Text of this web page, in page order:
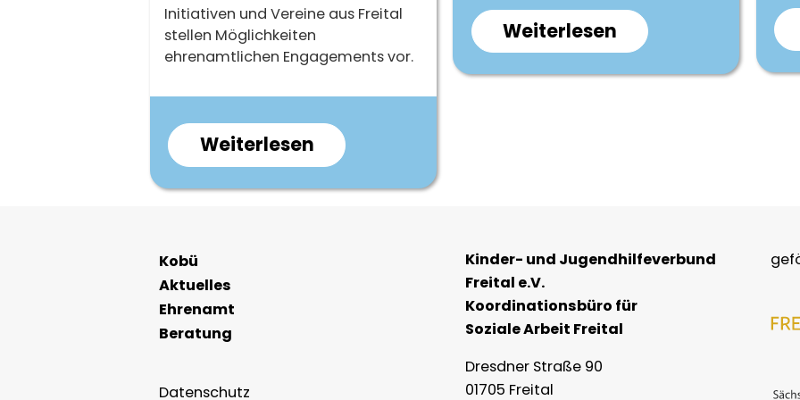
Weiterlesen über
Patenschaft
für
Kurzbeschreibung
Initiativen und Vereine aus Freital
stellen Möglichkeiten
ehrenamtlichen Engagements vor.
Weiterlesen über
Ehrenamtstag
Freital
Hauptnavigation
Kobü
Aktuelles
Ehrenamt
Beratung
Datenschutz
Kinder- und Jugendhilfeverbund
Freital e.V.
Koordinationsbüro für
Soziale Arbeit Freital
Dresdner Straße 90
01705 Freital